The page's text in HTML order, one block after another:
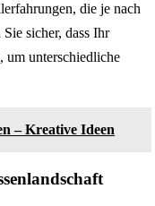
die je nach
sicher, dass Ihr
um unterschiedliche
– Kreative Ideen